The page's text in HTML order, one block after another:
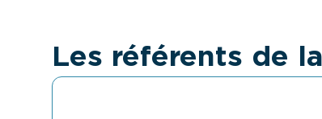
Les référents de